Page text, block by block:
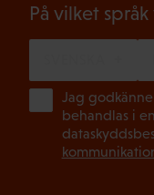
På vilket
Jag
behandlas i